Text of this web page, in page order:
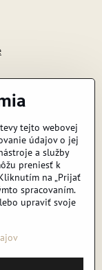
tejto webovej
údajov o jej
a služby
preniesť k
na „Prijať
spracovaním.
upraviť svoje